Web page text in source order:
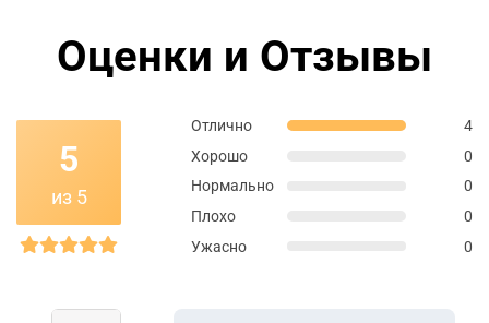
Оценки и Отзывы
5
из 5
Отлично
4
Хорошо
0
Нормально
0
Плохо
0
Ужасно
0